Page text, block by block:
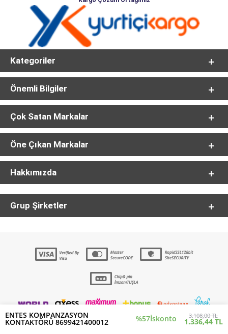
ENTES KOMPANZASYON
KONTAKTÖRÜ 8699421400012 %57İskonto 3.108,00 TL
1.336,44 TL
Kategoriler
Önemli Bilgiler
Çok Satan Markalar
Öne Çıkan Markalar
Hakkımızda
Grup Şirketler